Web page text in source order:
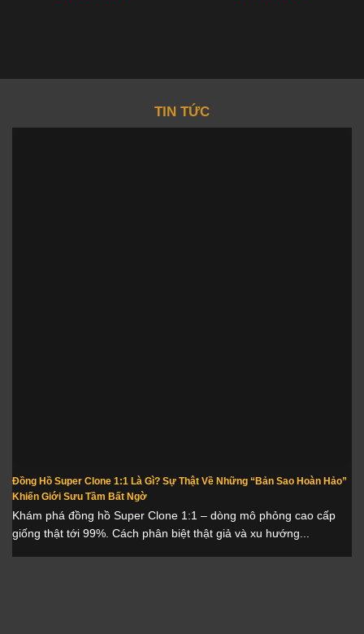
TIN TỨC
Đồng Hồ Super Clone 1:1 Là Gì? Sự Thật Về Những “Bản Sao Hoàn Hảo”
Khiến Giới Sưu Tầm Bất Ngờ
Khám phá đồng hồ Super Clone 1:1 – dòng mô phỏng cao cấp
giống thật tới 99%. Cách phân biệt thật giả và xu hướng...